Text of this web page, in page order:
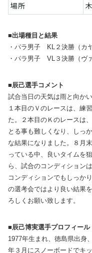
場所
■出場種目と結果
・パラ男子 KL２決勝（カ
・パラ男子 VL３決勝（ヴ
■辰己選手コメント
試合当日の天気は雨と向か
１本目のＶのレースは、練
た。２本目のＫのレースは
とる事も難しくなり、しっ
な結果になりました。８月
っている中、良いタイムを
ら、試合のコンディション
コンディションでもしっか
の選考会ではより良い結果
ろしくお願い致します。
■辰己博実選手プロフィール
1977年生まれ、徳島県出身
年３月にスノーボードでキ